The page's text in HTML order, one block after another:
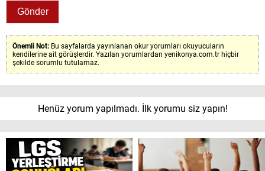
Önemli Not: Bu sayfalarda yayınlanan okur yorumları okuyucuların
kendilerine ait görüşlerdir. Yazılan yorumlardan yenikonya.com.tr hiçbir
şekilde sorumlu tutulamaz.
Henüz yorum yapılmadı. İlk yorumu siz yapın!